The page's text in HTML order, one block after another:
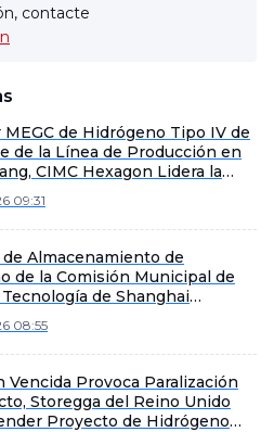
contacte
de Hidrógeno Tipo IV de
de la Línea de Producción en
CIMC Hexagon Lidera la
de Hidrógeno a Alta
09:31
Almacenamiento de
de la Comisión Municipal de
de Shanghai
de Equipos de
de Hidrógeno.
Feng Logra Diseño de Doble
08:55
Vencida Provoca Paralización
Storegga del Reino Unido
Proyecto de Hidrógeno